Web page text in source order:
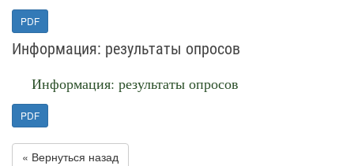
PDF
Информация: результаты опросов
Информация: результаты опросов
PDF
« Вернуться назад